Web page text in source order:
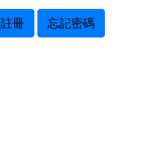
註冊 忘記密碼